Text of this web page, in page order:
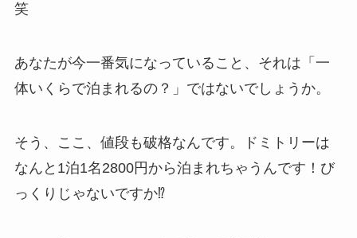
笑
あなたが今一番気になっていること、それは「一
体いくらで泊まれるの？」ではないでしょうか。
そう、ここ、値段も破格なんです。ドミトリーは
なんと1泊1名2800円から泊まれちゃうんです！び
っくりじゃないですか⁉